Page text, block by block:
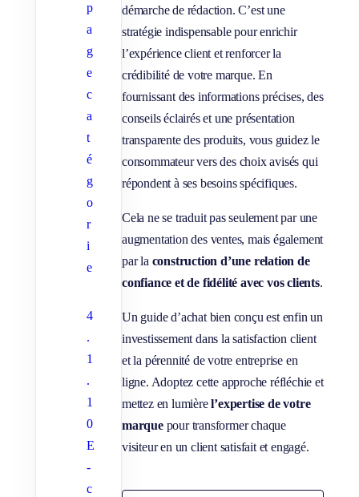
p
a
g
e
c
a
t
é
g
o
r
i
e
4
.
1
.
1
0
E
-
c
démarche de rédaction. C’est une
stratégie indispensable pour enrichir
l’expérience client et renforcer la
crédibilité de votre marque. En
fournissant des informations précises, des
conseils éclairés et une présentation
transparente des produits, vous guidez le
consommateur vers des choix avisés qui
répondent à ses besoins spécifiques.
Cela ne se traduit pas seulement par une
augmentation des ventes, mais également
par la construction d’une relation de
confiance et de fidélité avec vos clients.
Un guide d’achat bien conçu est enfin un
investissement dans la satisfaction client
et la pérennité de votre entreprise en
ligne. Adoptez cette approche réfléchie et
mettez en lumièrel’expertise de votre
marquepour transformer chaque
visiteur en un client satisfait et engagé.